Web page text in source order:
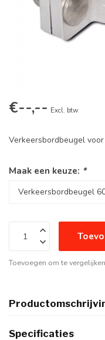
€--,-- Excl. btw
Verkeersbordbeugel
Maak een keuze: *
Toevoegen om te vergelijken
Specificaties